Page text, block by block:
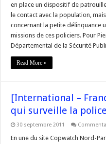
en place un dispositif de
le contact avec la population,
concernant la petite délinquance
missions de ces policiers. Pour
Départemental de la Sécurité
Read More »
[International –
qui surveille la police
30 septembre 2011
En une du site Copwatch Nord-